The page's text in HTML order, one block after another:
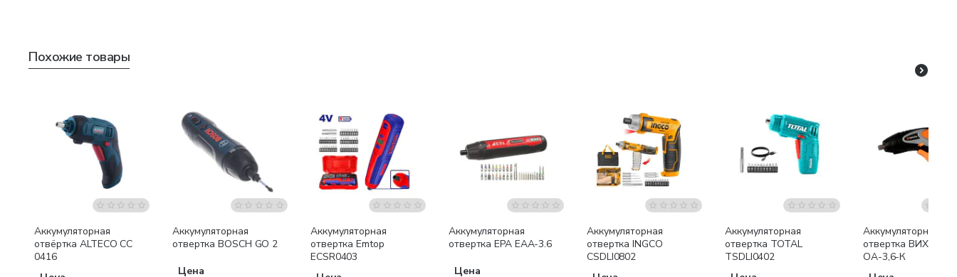
Похожие товары
Аккумуляторная
отвёртка ALTECO СС
0416
Аккумуляторная
отвертка BOSCH GO 2
Цена
Аккумуляторная
отвертка Emtop
ECSR0403
Аккумуляторная
отвертка EPA EAA-3.6
Цена
Аккумуляторная
отвертка INGCO
CSDLI0802
Аккумуляторная
отвертка TOTAL
TSDLI0402
Аккумуляторная
отвертка ВИХРЬ
ОА-3,6-К